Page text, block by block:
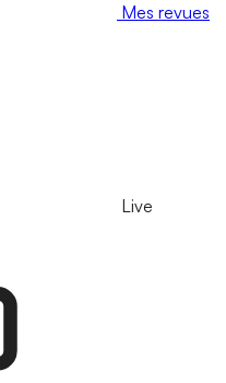
Mes revues
Live